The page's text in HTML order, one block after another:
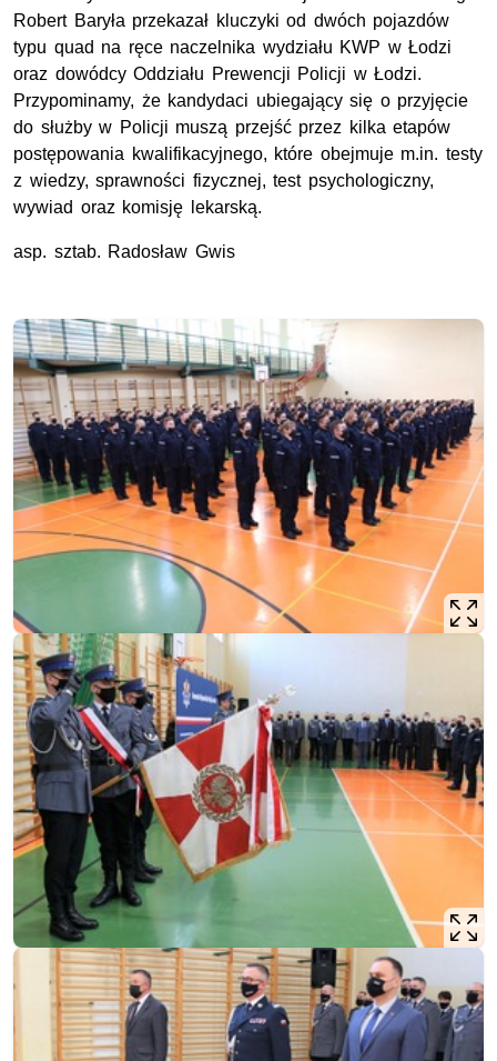
Robert Baryła przekazał kluczyki od dwóch pojazdów
typu quad na ręce naczelnika wydziału KWP w Łodzi
oraz dowódcy Oddziału Prewencji Policji w Łodzi.
Przypominamy, że kandydaci ubiegający się o przyjęcie
do służby w Policji muszą przejść przez kilka etapów
postępowania kwalifikacyjnego, które obejmuje m.in. testy
z wiedzy, sprawności fizycznej, test psychologiczny,
wywiad oraz komisję lekarską.
asp. sztab. Radosław Gwis